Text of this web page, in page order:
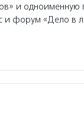
и
и форум «Дело в